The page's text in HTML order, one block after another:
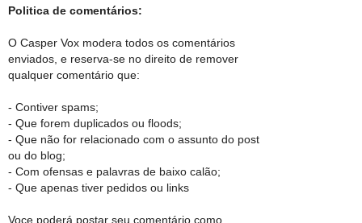
Politica de comentários:
O Casper Vox modera todos os comentários
enviados, e reserva-se no direito de remover
qualquer comentário que:
- Contiver spams;
- Que forem duplicados ou floods;
- Que não for relacionado com o assunto do post
ou do blog;
- Com ofensas e palavras de baixo calão;
- Que apenas tiver pedidos ou links
Voce poderá postar seu comentário como